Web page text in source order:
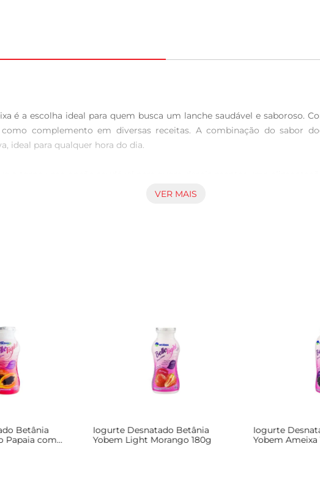
é a escolha ideal para quem busca um lanche saudável e saboroso.
complemento em diversas receitas. A combinação do sabor
ideal para qualquer hora do dia.
geral. Com apenas 0 de gordura, ele se encaixa perfeitamente em
você crie pratos deliciosos e saudáveis, enriquecendo suas refeições
o dia.
VER MAIS
Betânia
Papaia com
Iogurte Desnatado Betânia
Yobem Light Morango 180g
Iogurte
Yobem